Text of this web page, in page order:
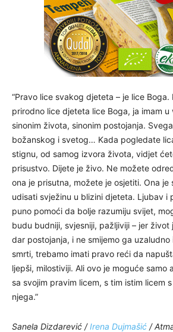
“Pravo lice svakog djeteta – je lice
prirodno lice djeteta lice Boga, ja imam u
sinonim života, sinonim postojanja.
božanskog i svetog… Kada pogledate
stignu, od samog izvora života, vidjet
prisustvo. Dijete je živo. Ne možete
ona je prisutna, možete je osjetiti. Ona je
udisati svježinu u blizini djeteta. Ljubav i
puno pomoći da bolje razumiju svijet,
budu budniji, svjesniji, pažljiviji – jer
dar postojanja, i ne smijemo ga
smrti, trebamo imati pravo reći da
ljepši, milostiviji. Ali ovo je moguće samo
sa svojim pravim licem, s tim istim licem
njega.”
Sanela Dizdarević /Irena Dujmašić /